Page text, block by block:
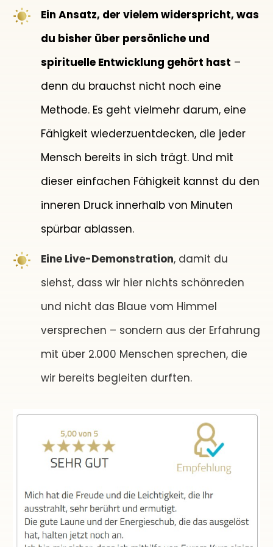
Ein Ansatz, der vielem widerspricht, was
du bisher über persönliche und
spirituelle Entwicklung gehört hast –
denn du brauchst nicht noch eine
Methode. Es geht vielmehr darum, eine
Fähigkeit wiederzuentdecken, die jeder
Mensch bereits in sich trägt. Und mit
dieser einfachen Fähigkeit kannst du den
inneren Druck innerhalb von Minuten
spürbar ablassen.
Eine Live-Demonstration, damit du
siehst, dass wir hier nichts schönreden
und nicht das Blaue vom Himmel
versprechen – sondern aus der Erfahrung
mit über 2.000 Menschen sprechen, die
wir bereits begleiten durften.